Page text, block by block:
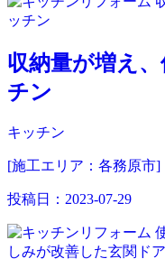
収納量が増え
チン
キッチン
[施工エリア：各務原市]
投稿日： 2023-07-29